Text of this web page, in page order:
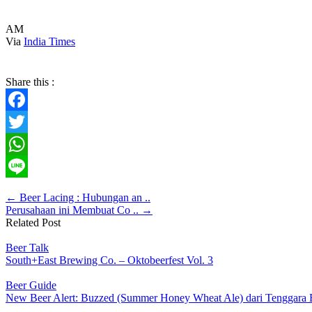
AM
Via India Times
Share this :
Facebook
Twitter
WhatsApp
← Beer Lacing : Hubungan an ..
Perusahaan ini Membuat Co .. →
Related Post
Beer Talk
South+East Brewing Co. – Oktobeerfest Vol. 3
Beer Guide
New Beer Alert: Buzzed (Summer Honey Wheat Ale) dari Tenggara